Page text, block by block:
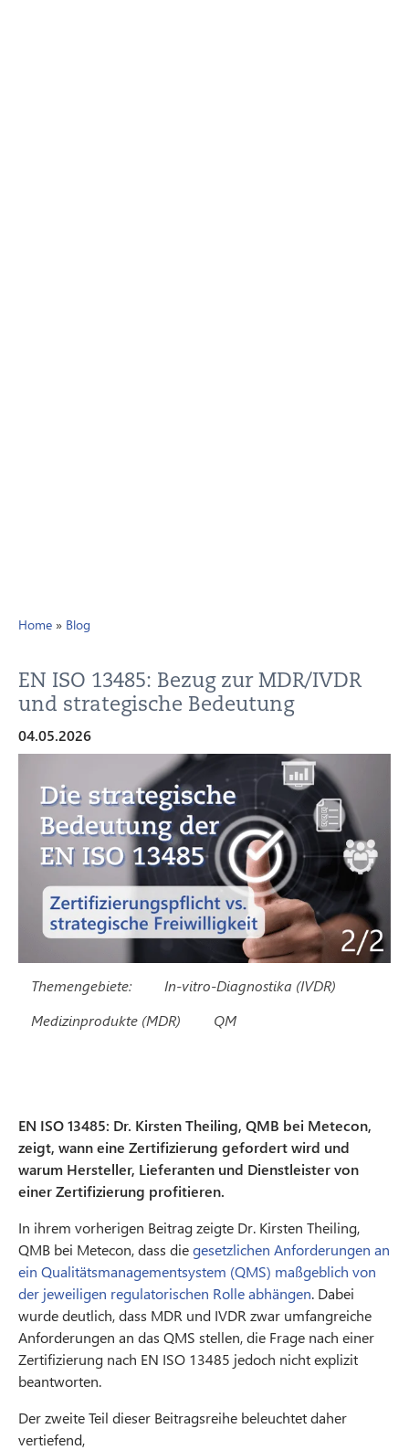
Home » Blog
EN ISO 13485: Bezug zur MDR/IVDR
und strategische Bedeutung
04.05.2026
Themengebiete:
In-vitro-Diagnostika (IVDR)
Medizinprodukte (MDR)
QM
EN ISO 13485: Dr. Kirsten Theiling, QMB bei Metecon,
zeigt, wann eine Zertifizierung gefordert wird und
warum Hersteller, Lieferanten und Dienstleister von
einer Zertifizierung profitieren.
In ihrem vorherigen Beitrag zeigte Dr. Kirsten Theiling,
QMB bei Metecon, dass diegesetzlichen Anforderungen an
ein Qualitätsmanagementsystem (QMS) maßgeblich von
der jeweiligen regulatorischen Rolle abhängen. Dabei
wurde deutlich, dass MDR und IVDR zwar umfangreiche
Anforderungen an das QMS stellen, die Frage nach einer
Zertifizierung nach EN ISO 13485 jedoch nicht explizit
beantworten.
Der zweite Teil dieser Beitragsreihe beleuchtet daher
vertiefend,